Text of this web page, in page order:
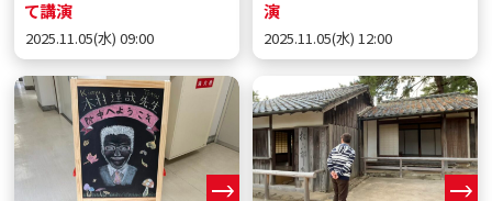
て講演
2025.11.05(水) 09:00
演
2025.11.05(水) 12:00